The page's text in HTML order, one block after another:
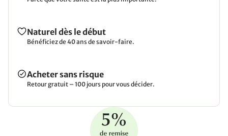
Naturel dès le début
Bénéficiez de 40 ans de savoir-faire.
Acheter sans risque
Retour gratuit – 100 jours pour vous décider.